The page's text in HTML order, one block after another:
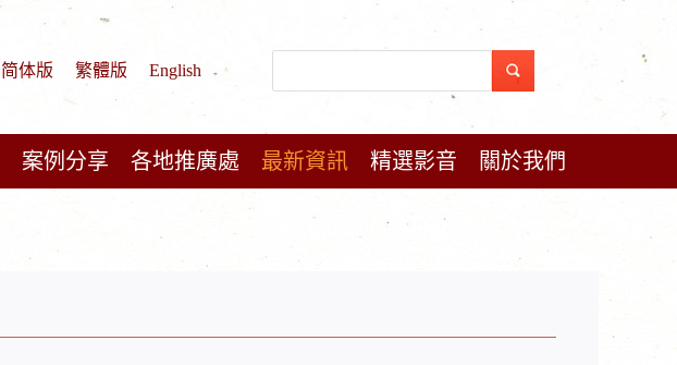
简体版 繁體版 English
案例分享 各地推廣處 最新資訊 精選影音 關於我們